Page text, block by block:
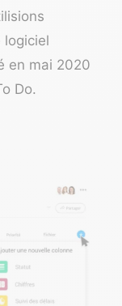
logiciel
en mai 2020
Do.